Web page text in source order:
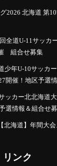
2026 北海道 第
全道U-11サッカ
組合せ募集
少年U-10サッカ
開催！地区予選
ッカー北北海道
選情報＆組合せ
北海道】年間大
リンク